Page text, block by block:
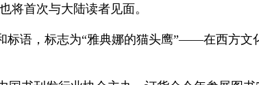
将首次与大陆读者见面。
标语，标志为“雅典娜的猫头鹰”——在西方